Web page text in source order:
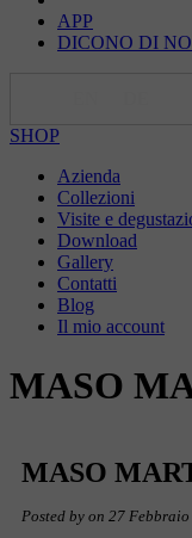
APP
DICONO DI
SHOP
Azienda
Collezioni
Visite e
Download
Gallery
Contatti
Blog
Il mio account
MASO
MASO
Posted by on 27